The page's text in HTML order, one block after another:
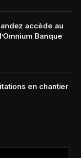
accède au
Banque
en chantier